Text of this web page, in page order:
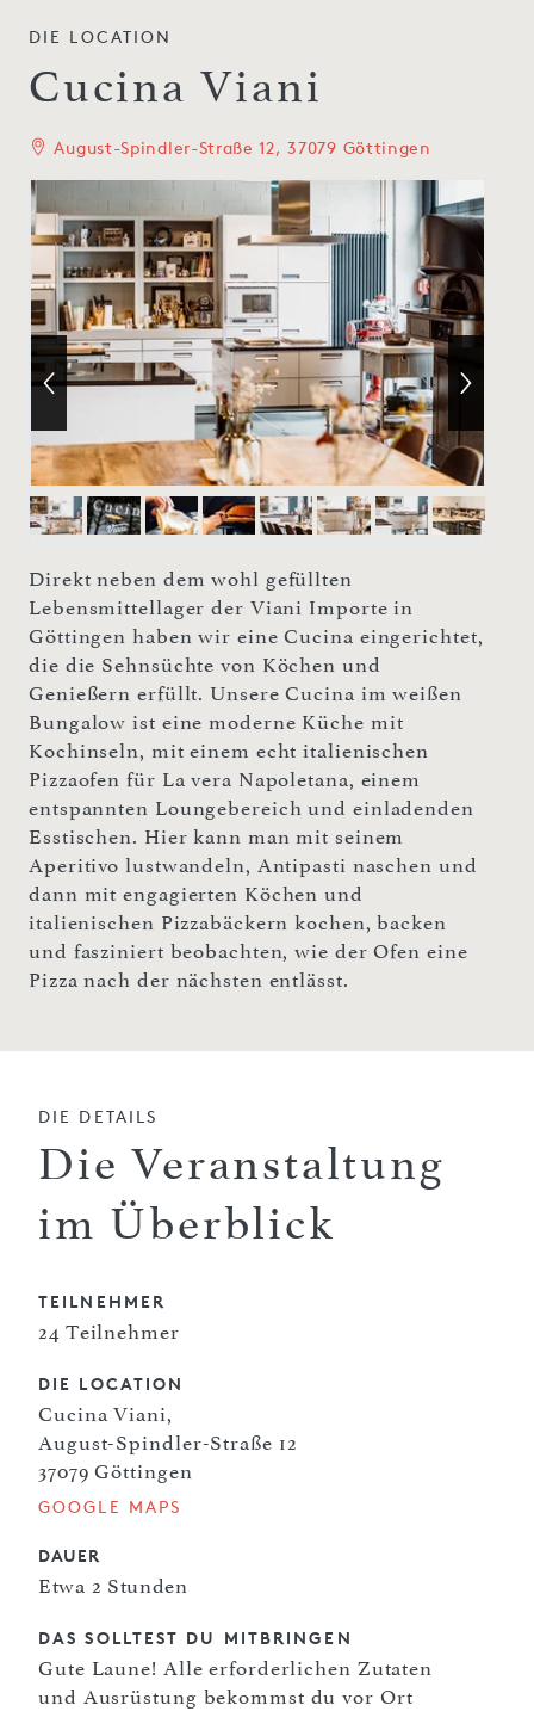
DIE LOCATION
Cucina Viani
August-Spindler-Straße 12, 37079 Göttingen
Direkt neben dem wohl gefüllten
Lebensmittellager der Viani Importe in
Göttingen haben wir eine Cucina eingerichtet,
die die Sehnsüchte von Köchen und
Genießern erfüllt. Unsere Cucina im weißen
Bungalow ist eine moderne Küche mit
Kochinseln, mit einem echt italienischen
Pizzaofen für La vera Napoletana, einem
entspannten Loungebereich und einladenden
Esstischen. Hier kann man mit seinem
Aperitivo lustwandeln, Antipasti naschen und
dann mit engagierten Köchen und
italienischen Pizzabäckern kochen, backen
und fasziniert beobachten, wie der Ofen eine
Pizza nach der nächsten entlässt.
DIE DETAILS
Die Veranstaltung
im Überblick
TEILNEHMER
24 Teilnehmer
DIE LOCATION
Cucina Viani,
August-Spindler-Straße 12
37079 Göttingen
GOOGLE MAPS
DAUER
Etwa 2 Stunden
DAS SOLLTEST DU MITBRINGEN
Gute Laune! Alle erforderlichen Zutaten
und Ausrüstung bekommst du vor Ort